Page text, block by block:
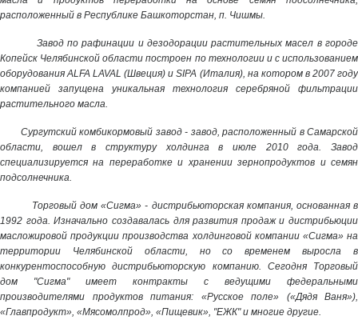
расположенный в Республике Башкоторстан, п. Чишмы.
Завод по рафинации и дезодорации растительных масел в городе
Копейск Челябинской области построен по технологии и с использованием
оборудования ALFA LAVAL (Швеция) и SIPA (Италия), на котором в 2007 году
компанией запущена уникальная технология серебряной фильтрации
растительного масла.
Сургутский комбикормовый завод - завод, расположенный в Самарской
области, вошел в структуру холдинга в июле 2010 года. Завод
специализируется на переработке и хранении зернопродуктов и семян
подсолнечника.
Торговый дом «Сигма» - дистрибьюторская компания, основанная в
1992 года. Изначально создавалась для развития продаж и дистрибьюции
масложировой продукции производства холдинговой компании «Сигма» на
территории Челябинской области, но со временем выросла в
конкурентоспособную дистрибьюторскую компанию. Сегодня Торговый
дом "Сигма" имеет контракты с ведущими федеральными
производителями продуктов питания: «Русское поле» («Дядя Ваня»),
«Главпродукт», «Мясомолпрод», «Пищевик», "ЕЖК" и многие другие.